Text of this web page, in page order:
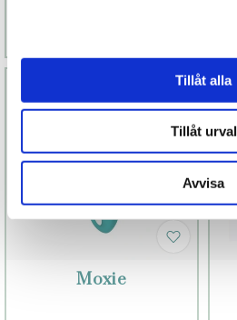
Tillåt alla
Tillåt urval
Avvisa
Moxie